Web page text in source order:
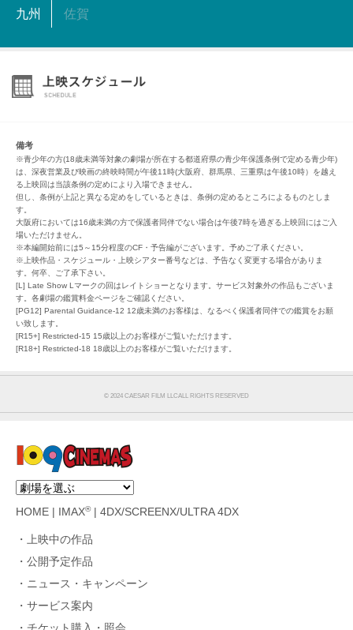
九州 佐賀
備考
※青少年の方(18歳未満等対象の劇場が所在する都道府県の青少年保護条例で定める青少年)
は、深夜営業及び映画の終映時間が午後11時(大阪府、群馬県、三重県は午後10時）を越え
る上映回は当該条例の定めにより入場できません。
但し、条例が上記と異なる定めをしているときは、条例の定めるところによるものとしま
す。
大阪府においては16歳未満の方で保護者同伴でない場合は午後7時を過ぎる上映回にはご入
場いただけません。
※本編開始前には5～15分程度のCF・予告編がございます。予めご了承ください。
※上映作品・スケジュール・上映シアター番号などは、予告なく変更する場合がありま
す。何卒、ご了承下さい。
[L] Late Show Lマークの回はレイトショーとなります。サービス対象外の作品もございま
す。各劇場の鑑賞料金ページをご確認ください。
[PG12] Parental Guidance-12 12歳未満のお客様は、なるべく保護者同伴での鑑賞をお願
い致します。
[R15+] Restricted-15 15歳以上のお客様がご覧いただけます。
[R18+] Restricted-18 18歳以上のお客様がご覧いただけます。
©︎ 2024 CAESAR FILM LLCALL RIGHTS RESERVED
HOME IMAX®| 4DX/SCREENX/ULTRA 4DX
上映中の作品
公開予定作品
ニュース・キャンペーン
サービス案内